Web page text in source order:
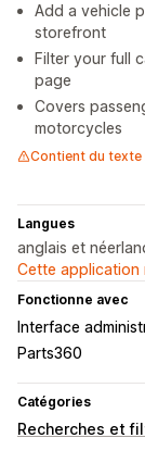
Add a vehicle
storefront
Filter your full
page
Covers
motorcycles
Contient du
Langues
anglais et
Cette application
Fonctionne avec
Interface
Parts360
Catégories
Recherches et